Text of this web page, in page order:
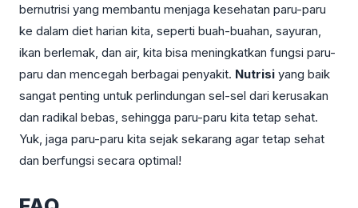
bernutrisi yang membantu menjaga kesehatan paru-paru
ke dalam diet harian kita, seperti buah-buahan, sayuran,
ikan berlemak, dan air, kita bisa meningkatkan fungsi paru-
paru dan mencegah berbagai penyakit. Nutrisi yang baik
sangat penting untuk perlindungan sel-sel dari kerusakan
dan radikal bebas, sehingga paru-paru kita tetap sehat.
Yuk, jaga paru-paru kita sejak sekarang agar tetap sehat
dan berfungsi secara optimal!